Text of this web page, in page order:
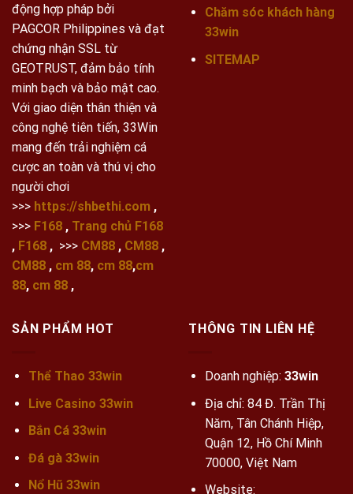
động hợp pháp bởi
PAGCOR Philippines và đạt
chứng nhận SSL từ
GEOTRUST, đảm bảo tính
minh bạch và bảo mật cao.
Với giao diện thân thiện và
công nghệ tiên tiến, 33Win
mang đến trải nghiệm cá
cược an toàn và thú vị cho
người chơi
>>> https://shbethi.com ,
>>> F168 , Trang chủ F168
, F168 , >>> CM88 , CM88 ,
CM88 , cm 88, cm 88,cm
88, cm 88 ,
Chăm sóc khách hàng
33win
SITEMAP
SẢN PHẨM HOT
Thể Thao 33win
Live Casino 33win
Bắn Cá 33win
Đá gà 33win
Nổ Hũ 33win
THÔNG TIN LIÊN HỆ
Doanh nghiệp: 33win
Địa chỉ: 84 Đ. Trần Thị
Năm, Tân Chánh Hiệp,
Quận 12, Hồ Chí Minh
70000, Việt Nam
Website: